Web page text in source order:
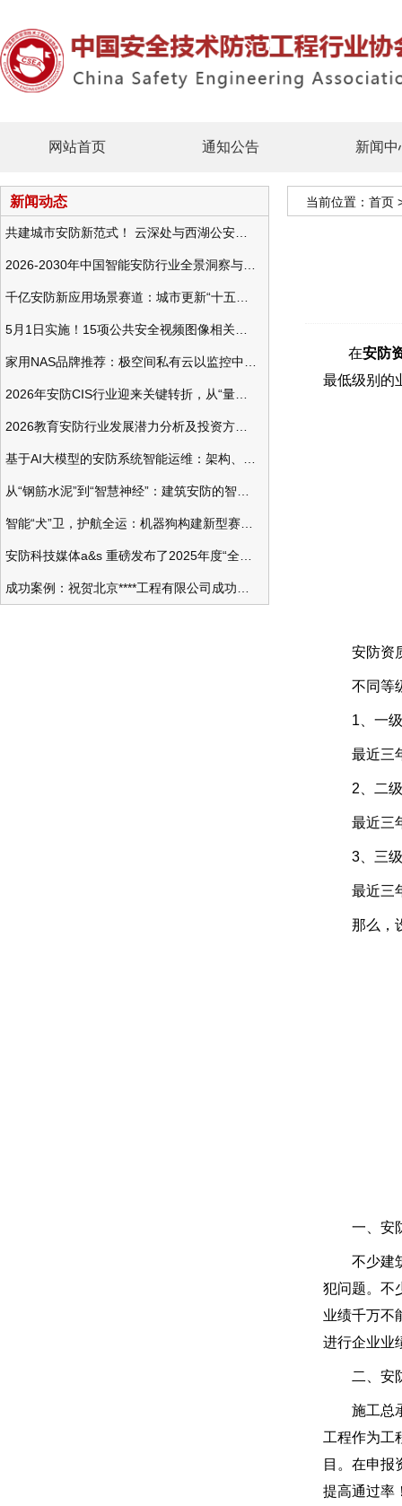
网站首页 通知公告 新闻中
新闻动态 当前位置： 首页
在安防
最低级别的
安防资质
不同等级
1、一级
最近三年
2、二级
最近三年
3、三级
最近三年
那么，设
一、安防
不少建筑
犯问题。不
业绩千万不
进行企业业
二、安防
施工总承
工程作为工
目。在申报
提高通过率